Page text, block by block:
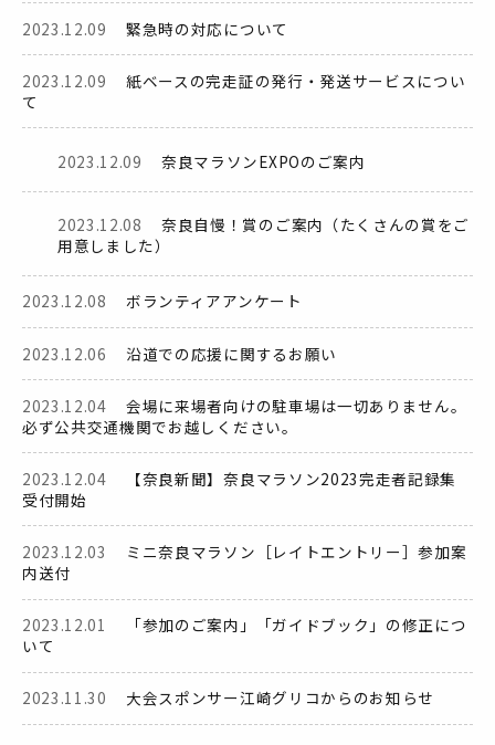
2023.12.09 緊急時の対応について
2023.12.09
紙ベースの完走証の発行・発送サービスについ
て
2023.12.09 奈良マラソンEXPOのご案内
2023.12.08
奈良自慢！賞のご案内（たくさんの賞をご
用意しました）
2023.12.08 ボランティアアンケート
2023.12.06 沿道での応援に関するお願い
2023.12.04
会場に来場者向けの駐車場は一切ありません。
必ず公共交通機関でお越しください。
2023.12.04
【奈良新聞】奈良マラソン2023完走者記録集
受付開始
2023.12.03
ミニ奈良マラソン［レイトエントリー］参加案
内送付
2023.12.01
「参加のご案内」「ガイドブック」の修正につ
いて
2023.11.30 大会スポンサー江崎グリコからのお知らせ